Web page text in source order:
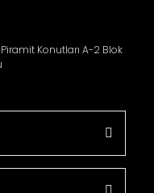
Konutları A-2 Blok